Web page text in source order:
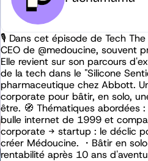
🎙️ Dans cet épisode de Tech
CEO de ‪@medoucine‬, souvent
Elle revient sur son parcours
de la tech dans le "Silicone
pharmaceutique chez Abbott.
corporate pour bâtir, en solo,
être. 🧭 Thématiques abordées
bulle internet de 1999 et
corporate → startup : le déclic
créer Médoucine. ・Bâtir en
rentabilité après 10 ans